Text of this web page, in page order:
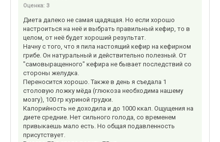
Оценка: 3
Диета далеко не самая щадящая. Но если хорошо
настроиться на неё и выбрать правильный кефир, то в
целом, от неё будет хороший результат.
Начну с того, что я пила настоящий кефир на кефирном
грибе. Он натуральный и действительно полезный. От
"самовыращенного" кефира не бывает последствий со
стороны желудка.
Переносится хорошо. Также в день я съедала 1
столовую ложку мёда (глюкоза необходима нашему
мозгу), 100 гр куриной грудки.
Калорийность не доходила и до 1000 ккал. Ощущения на
диете средние. Нет сильного голода, со временем
привыкаешь мало есть. Но общая подавленность
присутствует.